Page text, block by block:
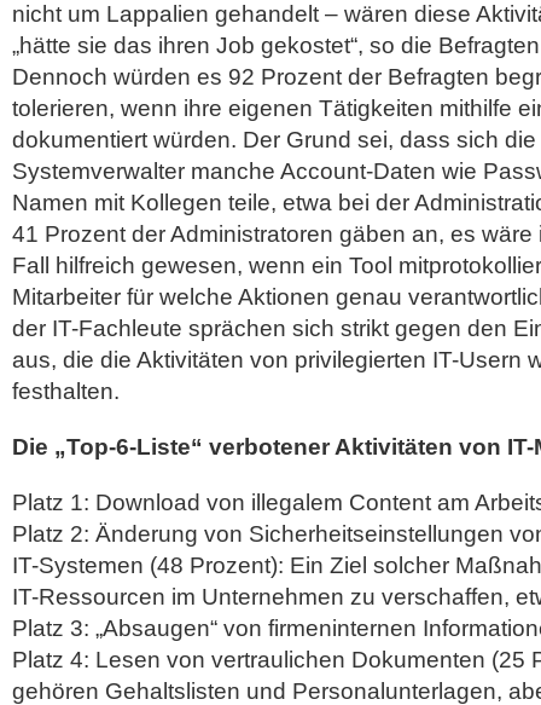
nicht um Lappalien gehandelt – wären diese
„hätte sie das ihren Job gekostet“, so die
Dennoch würden es 92 Prozent der Befragten
tolerieren, wenn ihre eigenen Tätigkeiten mithilfe
dokumentiert würden. Der Grund sei, dass sich
Systemverwalter manche Account-Daten wie
Namen mit Kollegen teile, etwa bei der
41 Prozent der Administratoren gäben an, es
Fall hilfreich gewesen, wenn ein Tool
Mitarbeiter für welche Aktionen genau
der IT-Fachleute sprächen sich strikt gegen den
aus, die die Aktivitäten von privilegierten IT-Usern
festhalten.
Die „Top-6-Liste“ verbotener Aktivitäten von
Platz 1: Download von illegalem Content am
Platz 2: Änderung von Sicherheitseinstellungen
IT-Systemen (48 Prozent): Ein Ziel solcher
IT-Ressourcen im Unternehmen zu verschaffen,
Platz 3: „Absaugen“ von firmeninternen
Platz 4: Lesen von vertraulichen Dokumenten (25
gehören Gehaltslisten und Personalunterlagen,